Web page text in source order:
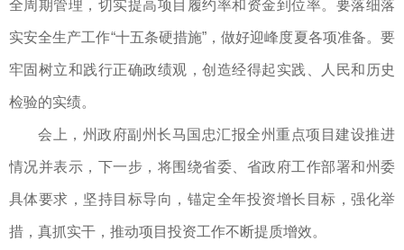
全周期管理，切实提高项目履约率和资金到位率。要落细落
实安全生产工作“十五条硬措施”，做好迎峰度夏各项准备。要
牢固树立和践行正确政绩观，创造经得起实践、人民和历史
检验的实绩。
会上，州政府副州长马国忠汇报全州重点项目建设推进
情况并表示，下一步，将围绕省委、省政府工作部署和州委
具体要求，坚持目标导向，锚定全年投资增长目标，强化举
措，真抓实干，推动项目投资工作不断提质增效。